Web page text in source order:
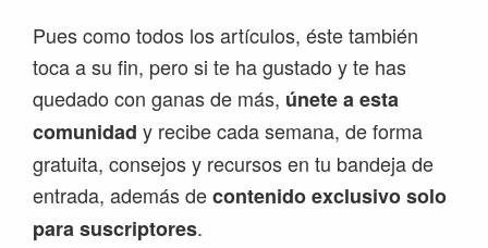
Pues como todos los artículos, éste también
toca a su fin, pero si te ha gustado y te has
quedado con ganas de más, únete a esta
comunidad y recibe cada semana, de forma
gratuita, consejos y recursos en tu bandeja de
entrada, además decontenido exclusivo solo
para suscriptores.